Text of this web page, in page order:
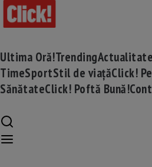
Ultima Oră!TrendingActualitate
TimeSportStil de viațăClick!
SănătateClick! Poftă Bună!